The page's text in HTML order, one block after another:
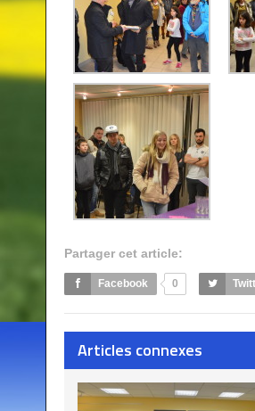
Partager cet article:
Facebook 0
Articles connexes